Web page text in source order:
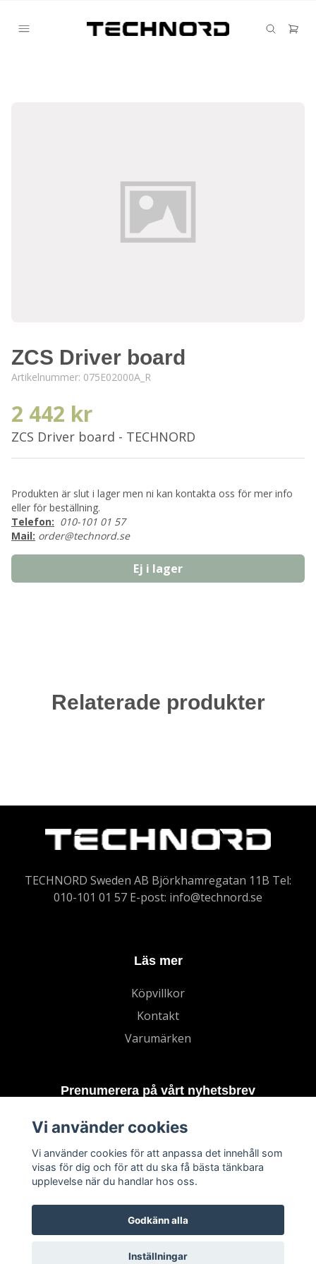
ZCS Driver board
Artikelnummer: 075E02000A_R
2 442 kr
ZCS Driver board - TECHNORD
Produkten är slut i lager men ni kan kontakta oss för mer info
eller för beställning.
Telefon: 010-101 01 57
Mail: order@technord.se
Ej i lager
Relaterade produkter
TECHNORD Sweden AB Björkhamregatan 11B Tel:
010-101 01 57 E-post: info@technord.se
Läs mer
Köpvillkor
Kontakt
Varumärken
Prenumerera på vårt nyhetsbrev
Vi använder cookies
Vi använder cookies för att anpassa det innehåll som
visas för dig och för att du ska få bästa tänkbara
upplevelse när du handlar hos oss.
Godkänn alla
Inställningar